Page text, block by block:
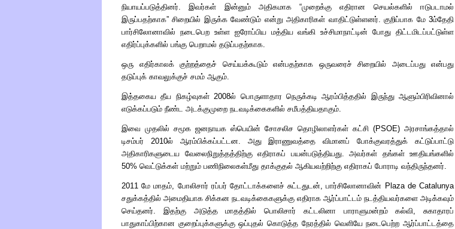
நியாயப்படுத்தினர். இவர்கள் இன்னும் அதிகமாக“முறைக்கு எதிரான செயல்களில் ஈடுபடாமல்
இருப்பதற்காக”சிறையில் இருக்க வேண்டும் என்று அதிகாரிகள் வாதிட்டுள்ளனர். குறிப்பாக மே 3ம்தேதி
பார்சிலோனாவில் நடைபெற உள்ள ஐரோப்பிய மத்திய வங்கி உச்சிமாநாட்டின் போது திட்டமிடப்பட்டுள்ள
எதிர்ப்புக்களில் பங்கு பெறாமல் தடுப்பதற்காக.
ஒரு எதிர்காலக் குற்றத்தைச் செய்யக்கூடும் என்பதற்காக ஒருவரைச் சிறையில் அடைப்பது என்பது
தடுப்புக் காவலுக்குச் சமம் ஆகும்.
இத்தகைய தீய நிகழ்வுகள் 2008ல் பொருளாதார நெருக்கடி ஆரம்பித்ததில் இருந்து ஆளும்பிரிவினால்
எடுக்கப்படும் நீண்ட அடக்குமுறை நடவடிக்கைகளில் சமீபத்தியதாகும்.
இவை முதலில் சமூக ஜனநாயக ஸ்பெயின் சோசலிச தொழிலாளர்கள் கட்சி (PSOE) அரசாங்கத்தால்
டிசம்பர் 2010ல் ஆரம்பிக்கப்பட்டன. அது இராணுவத்தை விமானப் போக்குவரத்துக் கட்டுப்பாட்டு
அதிகாரிகளுடைய வேலைநிறுத்தத்திற்கு எதிராகப் பயன்படுத்தியது. அவர்கள் தங்கள் ஊதியங்களில்
50% வெட்டுக்கள் மற்றும் பணிநிலைகள்மீது தாக்குதல் ஆகியவற்றிற்கு எதிராகப் போராடி வந்திருந்தனர்.
2011 மே மாதம், போலிசார் ரப்பர் தோட்டாக்களைச் சுட்டதுடன், பார்சிலோனாவின் Plaza de Catalunya
சதுக்கத்தில் அமைதியாக சிக்கன நடவடிக்கைகளுக்கு எதிராக ஆர்ப்பாட்டம் நடத்தியவர்களை அடிக்கவும்
செய்தனர். இதற்கு அடுத்த மாதத்தில் பொலிசார் கட்டலினா பாராளுமன்றம் கல்வி, சுகாதாரப்
பாதுகாப்பிற்கான குறைப்புக்களுக்கு ஒப்புதல் கொடுத்த நேரத்தில் வெளியே நடைபெற்ற ஆர்ப்பாட்டத்தை